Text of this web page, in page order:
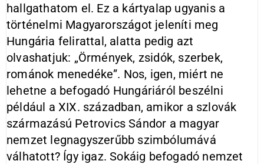
hallgathatom el. Ez a kártyalap ugyanis a
történelmi Magyarországot jeleníti meg
Hungária felirattal, alatta pedig azt
olvashatjuk: „Örmények, zsidók, szerbek,
románok menedéke”. Nos, igen, miért ne
lehetne a befogadó Hungáriáról beszélni
például a XIX. században, amikor a szlovák
származású Petrovics Sándor a magyar
nemzet legnagyszerűbb szimbólumává
válhatott? Így igaz. Sokáig befogadó nemzet